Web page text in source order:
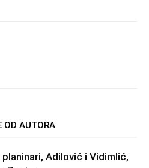
OD AUTORA
Adilović i Vidimlić,